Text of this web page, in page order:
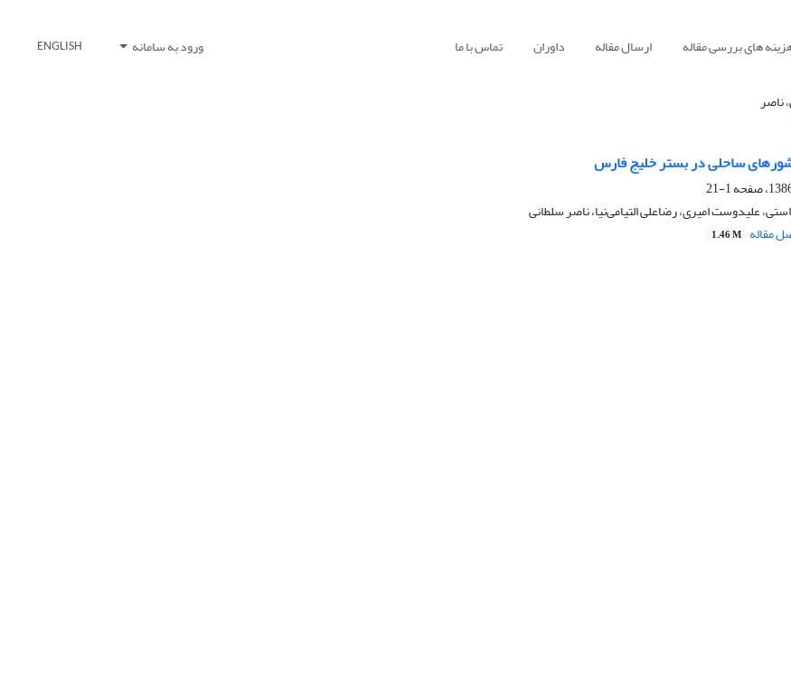
های بررسی مقاله ارسال مقاله داوران تماس با ما ورود به سامانه ENGLISH
ناصر
ساحلی در بستر خلیج فارس
1-21
علیدوست امیری، رضاعلی التیامی‌نیا، ناصر سلطانی
مقاله 1.46 M